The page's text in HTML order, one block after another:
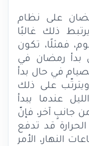
على نظام
ذلك غالبًا
فمثلًا، تكون
بدأ رمضان في
في حال بدأ
على ذلك
عندما يبدأ
جانبٍ آخر، فإنّ
قد تدفع
النهار، الأمر